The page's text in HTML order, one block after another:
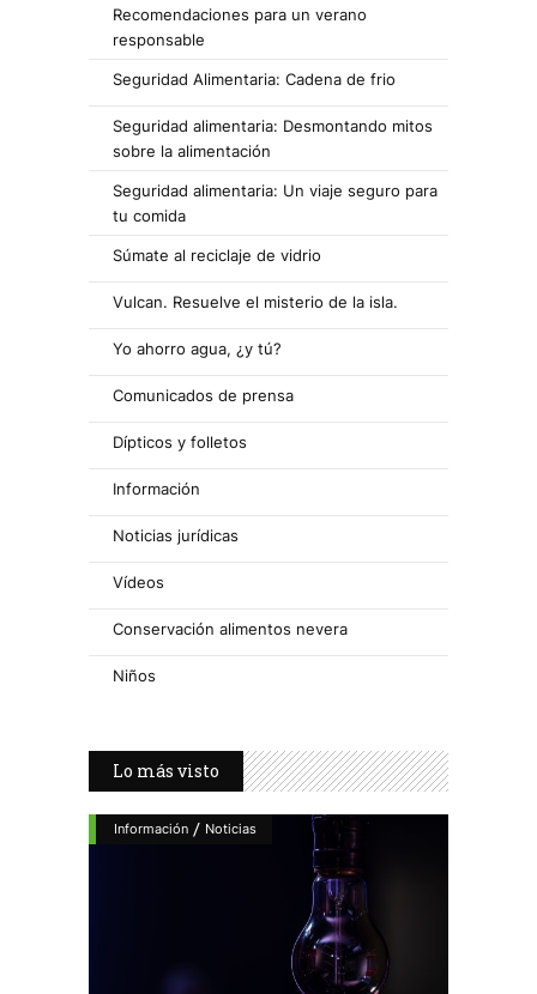
Recomendaciones para un verano
responsable
Seguridad Alimentaria: Cadena de frio
Seguridad alimentaria: Desmontando mitos
sobre la alimentación
Seguridad alimentaria: Un viaje seguro para
tu comida
Súmate al reciclaje de vidrio
Vulcan. Resuelve el misterio de la isla.
Yo ahorro agua, ¿y tú?
Comunicados de prensa
Dípticos y folletos
Información
Noticias jurídicas
Vídeos
Conservación alimentos nevera
Niños
Lo más visto
Información / Noticias